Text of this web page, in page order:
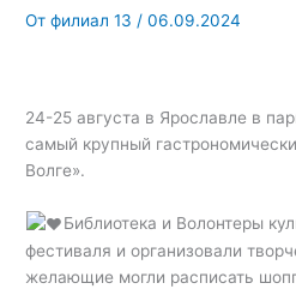
Отфилиал 13/06.09.2024
24-25 августа в Ярославле в
самый крупный
Волге».
Библиотека и Волонтеры
фестиваля и организовали
желающие могли расписать